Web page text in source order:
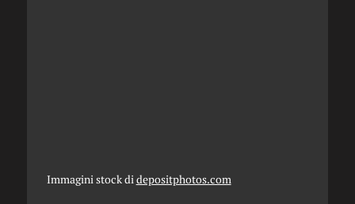
Immagini stock didepositphotos.com